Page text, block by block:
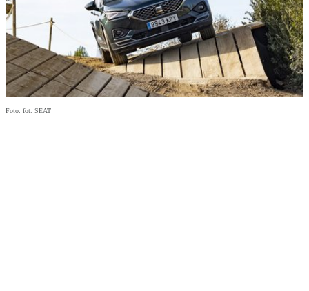
Foto: fot. SEAT